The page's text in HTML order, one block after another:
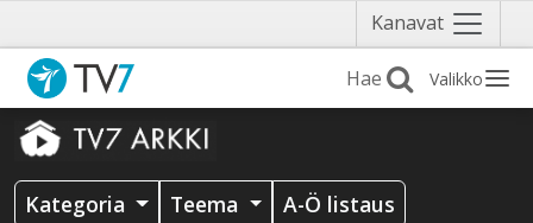
Kanavat Näytä
valikko
Valikko
Kategoria Teema A-Ö listaus